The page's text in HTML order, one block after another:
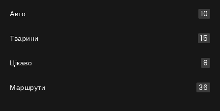
Авто 10
Тварини 15
Цікаво 8
Маршрути 36